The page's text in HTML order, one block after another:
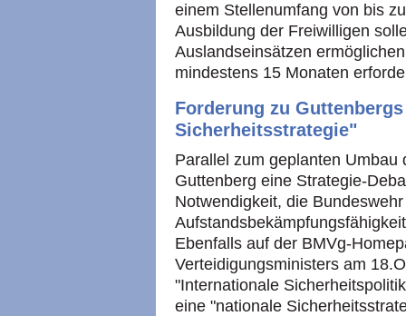
einem Stellenumfang von bis
Ausbildung der Freiwilligen
Auslandseinsätzen
mindestens 15 Monaten
Forderung zu
Sicherheitsstrategie"
Parallel zum geplanten Umbau
Guttenberg eine Strategie-
Notwendigkeit, die
Ebenfalls auf der BMVg-
Verteidigungsministers am
"Internationale
eine "nationale